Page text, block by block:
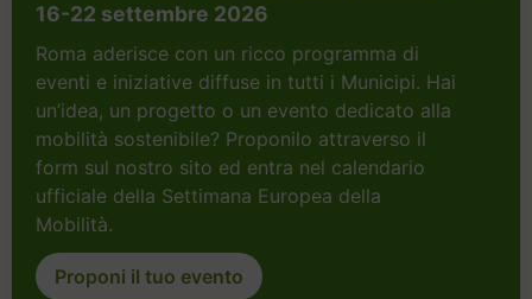
16-22 settembre 2026
Roma aderisce con un ricco programma di
eventi e iniziative diffuse in tutti i Municipi. Hai
un’idea, un progetto o un evento dedicato alla
mobilità sostenibile? Proponilo attraverso il
form sul nostro sito ed entra nel calendario
ufficiale della Settimana Europea della
Mobilità.
Proponi il tuo evento